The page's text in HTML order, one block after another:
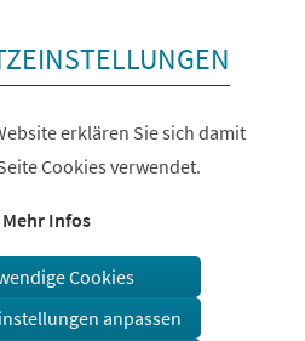
erklären Sie sich damit
Cookies verwendet.
Mehr Infos
Cookies
anpassen